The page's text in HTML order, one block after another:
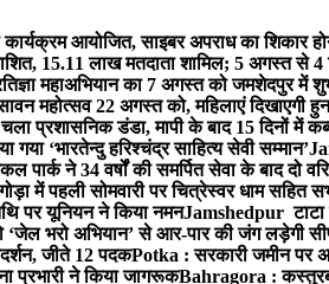
आयोजित, साइबर अपराध का शिकार
15.11 लाख मतदाता शामिल; 5 अगस्त से 4
महाअभियान का 7 अगस्त को जमशेदपुर में
महोत्सव 22 अगस्त को, महिलाएं दिखाएगी
प्रशासनिक डंडा, मापी के बाद 15 दिनों में
‘भारतेन्दु हरिश्चंद्र साहित्य सेवी सम्मान’
ने 34 वर्षों की समर्पित सेवा के बाद दो
में पहली सोमवारी पर चित्रेस्वर धाम सहित
पर यूनियन ने किया नमनJamshedpur टाटा
भरो अभियान’ से आर-पार की जंग लड़ेगी
जीते 12 पदकPotka : सरकारी जमीन पर
प्रभारी ने किया जागरूकBahragora :